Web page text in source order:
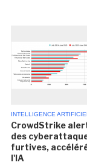
INTELLIGENCE
CrowdStrike
des
furtives,
l'IA